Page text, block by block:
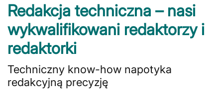
Redakcja techniczna – nasi
wykwalifikowani redaktorzy i
redaktorki
Techniczny know-how napotyka
redakcyjną precyzję